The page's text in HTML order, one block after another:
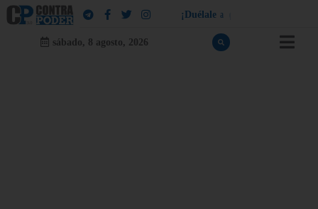
¡ Dué a e a
sábado, 8 agosto, 2026